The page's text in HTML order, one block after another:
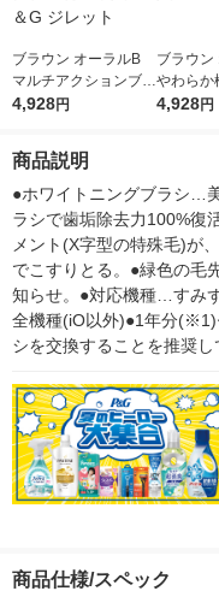
ブラウン オーラルB
マルチアクションブラ
シ交換 シグナル付 4
4,928円
ブラウン
やわらか
ブラシ4
4,928円
商品説明
●ホワイトニングブラシ…
ラシで歯垢除去力100%復
メント(X字型の特殊毛)が
でこすりとる。●緑色の毛
知らせ。●対応機種…すみ
全機種(iO以外)●1年分
シを交換することを推奨し
商品仕様/スペック